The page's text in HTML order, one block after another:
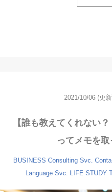
2021/10/06 (更
【誰も教えてくれない
ってメモを取
BUSINESS Consulting Svc.
Language Svc. LIFE STUDY